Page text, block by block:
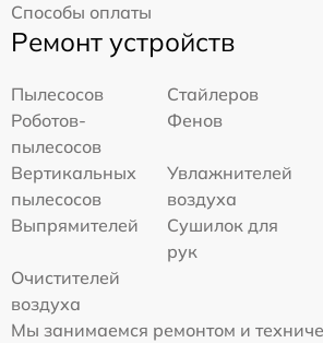
Способы оплаты
Ремонт устройств
Пылесосов
Стайлеров
Роботов-
пылесосов
Фенов
Вертикальных
пылесосов
Увлажнителей
воздуха
Выпрямителей
Сушилок для
рук
Очистителей
воздуха
Мы занимаемся ремонтом и